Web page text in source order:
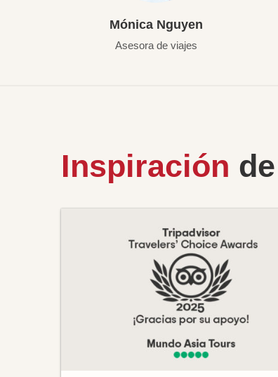
Mónica Nguyen
Asesora de viajes
Inspiración